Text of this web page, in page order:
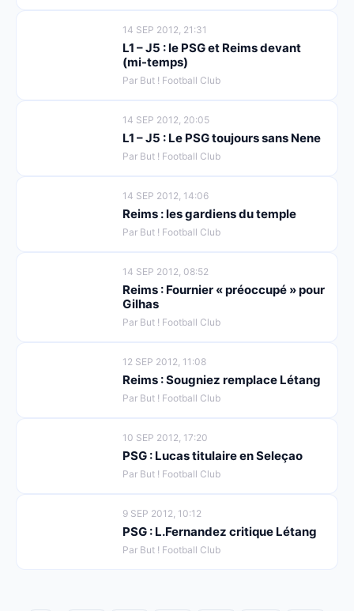
14 SEP 2012, 21:31
L1 – J5 : le PSG et Reims devant
(mi-temps)
Par But ! Football Club
14 SEP 2012, 20:05
L1 – J5 : Le PSG toujours sans Nene
Par But ! Football Club
14 SEP 2012, 14:06
Reims : les gardiens du temple
Par But ! Football Club
14 SEP 2012, 08:52
Reims : Fournier « préoccupé » pour
Gilhas
Par But ! Football Club
12 SEP 2012, 11:08
Reims : Sougniez remplace Létang
Par But ! Football Club
10 SEP 2012, 17:20
PSG : Lucas titulaire en Seleçao
Par But ! Football Club
9 SEP 2012, 10:12
PSG : L.Fernandez critique Létang
Par But ! Football Club